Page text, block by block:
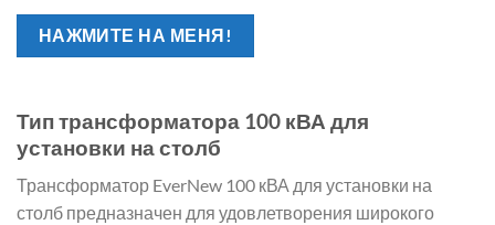
НАЖМИТЕ НА МЕНЯ!
Тип трансформатора 100 кВА для
установки на столб
Трансформатор EverNew 100 кВА для установки на
столб предназначен для удовлетворения широкого